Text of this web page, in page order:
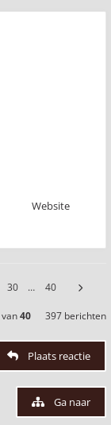
Website
30 … 40
van40 397 berichten
Plaats reactie
Ga naar